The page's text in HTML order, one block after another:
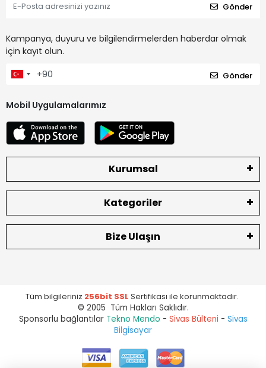
Gönder
Kampanya, duyuru ve bilgilendirmelerden haberdar olmak
için kayıt olun.
Gönder
Mobil Uygulamalarımız
Kurumsal
Kategoriler
Bize Ulaşın
Tüm bilgileriniz 256bit SSL Sertifikası ile korunmaktadır.
© 2005 Tüm Hakları Saklıdır.
Sponsorlu bağlantılar Tekno Mendo - Sivas Bülteni - Sivas
Bilgisayar